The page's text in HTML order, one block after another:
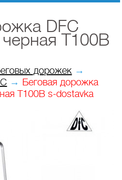
DFC
T100B
дорожек →
→ Беговая дорожка
T100B s-dostavka